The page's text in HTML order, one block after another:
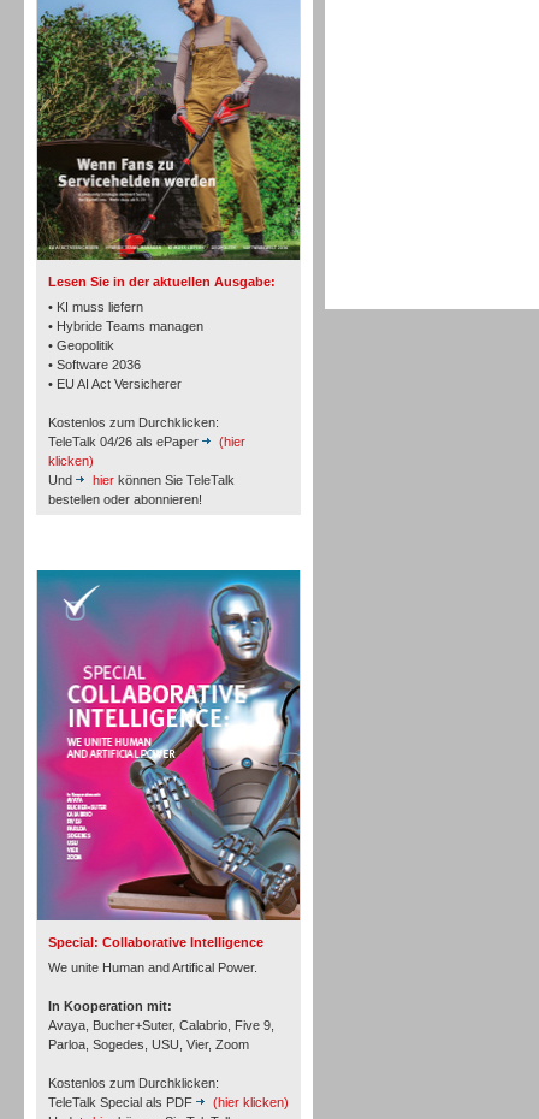
Lesen Sie in der aktuellen Ausgabe:
• KI muss liefern
• Hybride Teams managen
• Geopolitik
• Software 2036
• EU AI Act Versicherer
Kostenlos zum Durchklicken:
TeleTalk 04/26 als ePaper
(hier
klicken)
Und
hier können Sie TeleTalk
bestellen oder abonnieren!
Special: Collaborative Intelligence
We unite Human and Artifical Power.
In Kooperation mit:
Avaya, Bucher+Suter, Calabrio, Five 9,
Parloa, Sogedes, USU, Vier, Zoom
Kostenlos zum Durchklicken:
TeleTalk Special als PDF
(hier klicken)
TK- und ACD-Systeme
Workforce-Management
Personal
Inbound